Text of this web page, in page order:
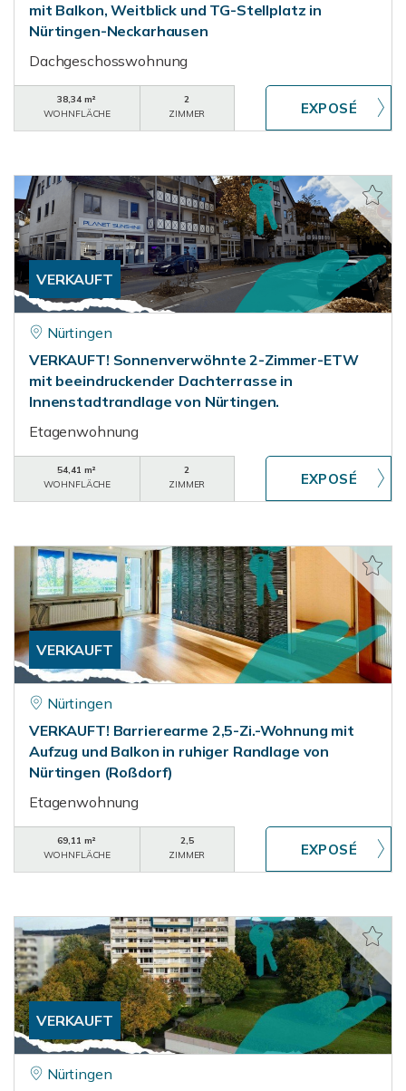
mit Balkon, Weitblick und TG-Stellplatz in
Nürtingen-Neckarhausen
Dachgeschosswohnung
38,34 m²
WOHNFLÄCHE
2
ZIMMER
VERKAUFT
Nürtingen
VERKAUFT! Sonnenverwöhnte 2-Zimmer-ETW
mit beeindruckender Dachterrasse in
Innenstadtrandlage von Nürtingen.
Etagenwohnung
54,41 m²
WOHNFLÄCHE
2
ZIMMER
VERKAUFT
Nürtingen
VERKAUFT! Barrierearme 2,5-Zi.-Wohnung mit
Aufzug und Balkon in ruhiger Randlage von
Nürtingen (Roßdorf)
Etagenwohnung
69,11 m²
WOHNFLÄCHE
2,5
ZIMMER
VERKAUFT
Nürtingen